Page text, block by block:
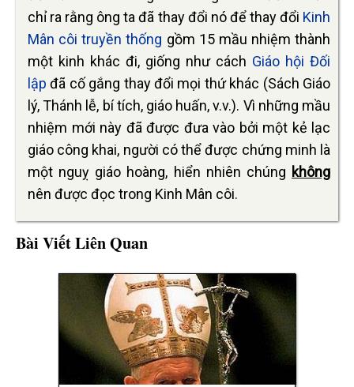
chỉ ra rằng ông ta đã thay đổi nó để thay đổi Kinh
Mân côi truyền thống gồm 15 mầu nhiệm thành
một kinh khác đi, giống như cách Giáo hội Đối
lập đã cố gắng thay đổi mọi thứ khác (Sách Giáo
lý, Thánh lễ, bí tích, giáo huấn, v.v.). Vì những mầu
nhiệm mới này đã được đưa vào bởi một kẻ lạc
giáo công khai, người có thể được chứng minh là
một nguỵ giáo hoàng, hiển nhiên chúng không
nên được đọc trong Kinh Mân côi.
Bài Viết Liên Quan